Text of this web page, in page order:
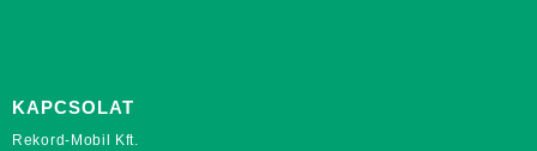
KAPCSOLAT
Rekord-Mobil Kft.